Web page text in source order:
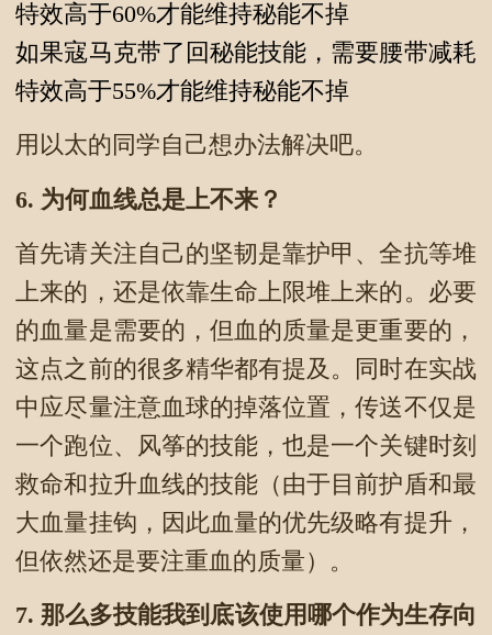
特效高于60%才能维持秘能不掉
如果寇马克带了回秘能技能，需要腰带减耗
特效高于55%才能维持秘能不掉
用以太的同学自己想办法解决吧。
6. 为何血线总是上不来？
首先请关注自己的坚韧是靠护甲、全抗等堆
上来的，还是依靠生命上限堆上来的。必要
的血量是需要的，但血的质量是更重要的，
这点之前的很多精华都有提及。同时在实战
中应尽量注意血球的掉落位置，传送不仅是
一个跑位、风筝的技能，也是一个关键时刻
救命和拉升血线的技能（由于目前护盾和最
大血量挂钩，因此血量的优先级略有提升，
但依然还是要注重血的质量）。
7. 那么多技能我到底该使用哪个作为生存向